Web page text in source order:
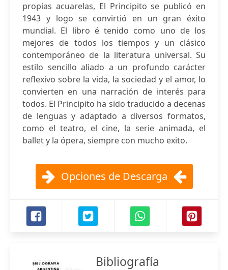
propias acuarelas, El Principito se publicó en
1943 y logo se convirtió en un gran éxito
mundial. El libro é tenido como uno de los
mejores de todos los tiempos y un clásico
contemporáneo de la literatura universal. Su
estilo sencillo aliado a un profundo carácter
reflexivo sobre la vida, la sociedad y el amor, lo
convierten en una narración de interés para
todos. El Principito ha sido traducido a decenas
de lenguas y adaptado a diversos formatos,
como el teatro, el cine, la serie animada, el
ballet y la ópera, siempre con mucho exito.
Opciones de Descarga
Bibliografía